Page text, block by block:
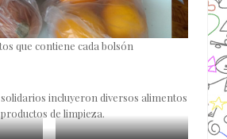
que contiene cada bolsón
incluyeron diversos alimentos
de limpieza.